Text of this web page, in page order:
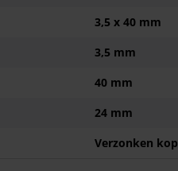
3,5 x 40 mm
3,5 mm
40 mm
24 mm
Verzonken kop